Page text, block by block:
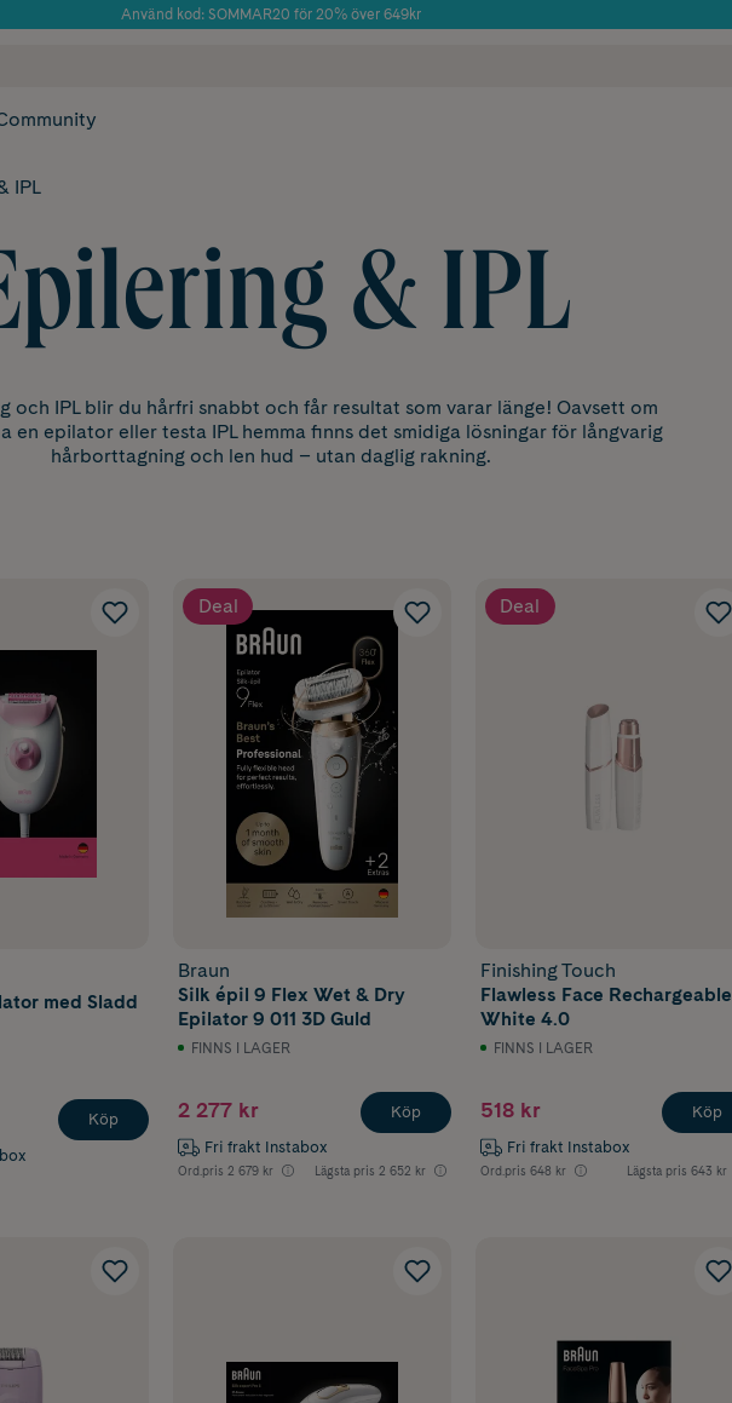
Använd kod: SOMMAR20 för 20% över 649kr
IPL
& IPL
och IPL blir du hårfri snabbt och får resultat som varar länge! Oavsett om
en epilator eller testa IPL hemma finns det smidiga lösningar för långvarig
hårborttagning och len hud – utan daglig rakning.
med Sladd
Köp
Deal
Braun
Silk épil 9 Flex Wet & Dry
Epilator 9 011 3D Guld
FINNS I LAGER
2 277 kr
Fri frakt Instabox
Ord.pris 2 679 kr Lägsta pris 2 652 kr
Köp
Deal
Finishing Touch
Flawless Face Rechargeable
White 4.0
FINNS I LAGER
518 kr
Fri frakt Instabox
Ord.pris 648 kr Lägsta pris 643 kr
Köp